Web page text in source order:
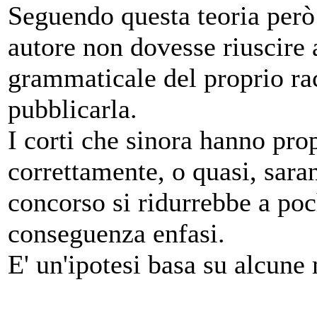
Seguendo questa teoria
autore non dovesse
grammaticale del proprio
pubblicarla.
I corti che sinora hanno
correttamente, o quasi,
concorso si ridurrebbe a
conseguenza enfasi.
E' un'ipotesi basa su